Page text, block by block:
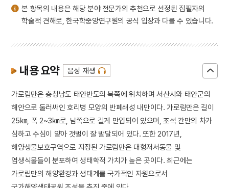
본 항목의 내용은 해당 분야 전문가의 추천으로 선정된 집필자의
학술적 견해로, 한국학중앙연구원의 공식 입장과 다를 수 있습니다.
내용 요약 음성 재생
가로림만은 충청남도 태안반도의 북쪽에 위치하며 서산시와 태안군의
해안으로 둘러싸인 호리병 모양의 반폐쇄성 내만이다. 가로림만은 길이
25㎞, 폭 2~3㎞로, 남쪽으로 길게 만입되어 있으며, 조석 간만의 차가
심하고 수심이 얕아 갯벌이 잘 발달되어 있다. 또한 2017년,
해양생물보호구역으로 지정된 가로림만은 대형저서동물 및
염생식물들이 분포하여 생태학적 가치가 높은 곳이다. 최근에는
가로림만의 해양환경과 생태계를 국가적인 자원으로서